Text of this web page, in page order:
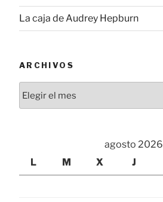
La caja de Audrey Hepburn
ARCHIVOS
agosto 2026
L
M X J